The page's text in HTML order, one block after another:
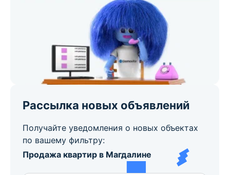
Рассылка новых объявлений
Получайте уведомления о новых объектах
по вашему фильтру:
Продажа квартир в Магдалине